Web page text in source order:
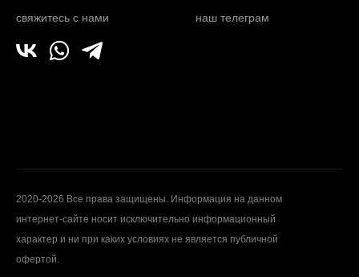
свяжитесь с нами наш телеграм
2020-2026 Все права защищены. Информация на данном
интернет-сайте носит исключительно информационный
характер и ни при каких условиях не является публичной
офертой.